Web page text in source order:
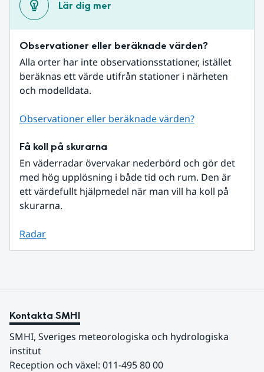
Lär dig mer
Observationer eller beräknade värden?
Alla orter har inte observationsstationer, istället
beräknas ett värde utifrån stationer i närheten
och modelldata.
Observationer eller beräknade värden?
Få koll på skurarna
En väderradar övervakar nederbörd och gör det
med hög upplösning i både tid och rum. Den är
ett värdefullt hjälpmedel när man vill ha koll på
skurarna.
Radar
Kontakta SMHI
SMHI, Sveriges meteorologiska och hydrologiska
institut
Reception och växel: 011-495 80 00